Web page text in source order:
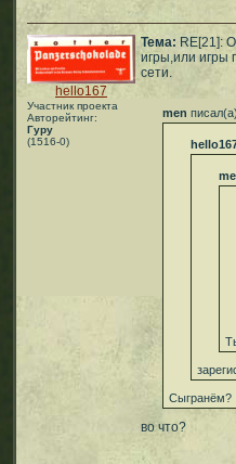
hello167
Участник проекта
Авторейтинг:
Гуру
(1516-0)
Тема: RE[21]:
игры,или игры
сети.
men
Сыгранём?
во что?